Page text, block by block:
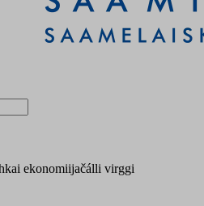
ekonomiijačálli virggi